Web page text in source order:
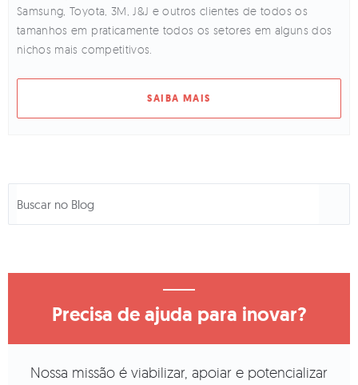
Samsung, Toyota, 3M, J&J e outros clientes de todos os
tamanhos em praticamente todos os setores em alguns dos
nichos mais competitivos.
SAIBA MAIS
Precisa de ajuda para inovar?
Nossa missão é viabilizar, apoiar e potencializar